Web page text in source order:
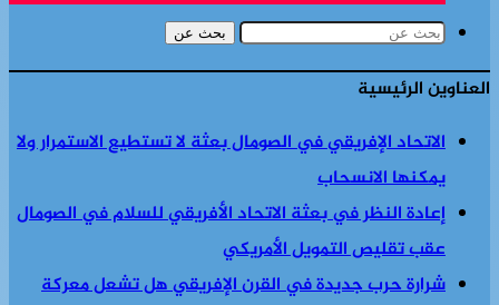
بحث عن
العناوين الرئيسية
الاتحاد الإفريقي في الصومال بعثة لا تستطيع الاستمرار ولا
يمكنها الانسحاب
إعادة النظر في بعثة الاتحاد الأفريقي للسلام في الصومال
عقب تقليص التمويل الأمريكي
شرارة حرب جديدة في القرن الإفريقي هل تشعل معركة